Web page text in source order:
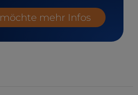
mehr Infos